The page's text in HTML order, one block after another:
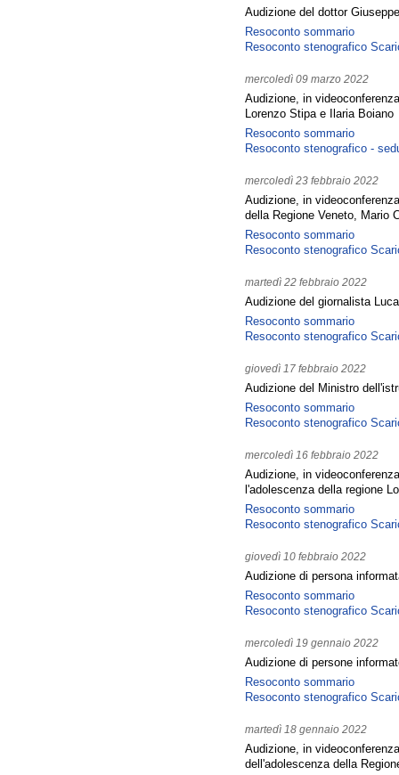
Audizione del dottor
Resoconto sommario
Resoconto stenografico
mercoledì 09 marzo 2022
Audizione, in
Lorenzo Stipa e Ilaria Boiano
Resoconto sommario
Resoconto stenografico -
mercoledì 23 febbraio 2022
Audizione, in
della Regione Veneto, Mario
Resoconto sommario
Resoconto stenografico
martedì 22 febbraio 2022
Audizione del giornalista
Resoconto sommario
Resoconto stenografico
giovedì 17 febbraio 2022
Audizione del Ministro
Resoconto sommario
Resoconto stenografico
mercoledì 16 febbraio 2022
Audizione, in
l'adolescenza della regione
Resoconto sommario
Resoconto stenografico
giovedì 10 febbraio 2022
Audizione di persona
Resoconto sommario
Resoconto stenografico
mercoledì 19 gennaio 2022
Audizione di persone
Resoconto sommario
Resoconto stenografico
martedì 18 gennaio 2022
Audizione, in
dell'adolescenza della